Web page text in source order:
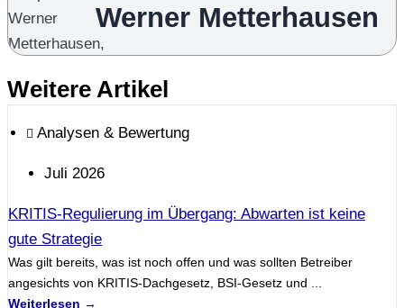
Werner Metterhausen
Weitere Artikel
Analysen & Bewertung
Juli 2026
KRITIS-Regulierung im Übergang: Abwarten ist keine
gute Strategie
Was gilt bereits, was ist noch offen und was sollten Betreiber
angesichts von KRITIS-Dachgesetz, BSI-Gesetz und ...
Weiterlesen →